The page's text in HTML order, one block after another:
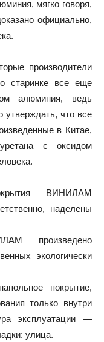
мягко говоря,
официально,
производители
старинке все еще
алюминия, ведь
что все
в Китае,
с оксидом
ВИНИЛАМ
наделены
произведено
экологически
покрытие,
только внутри
эксплуатации —
улица.